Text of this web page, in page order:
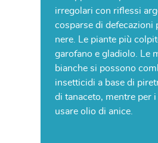
irregolari con riflessi
cosparse di defecazioni
nere. Le piante più
garofano e gladiolo. Le
bianche si possono
insetticidi a base di
di tanaceto, mentre per
usare olio di anice.